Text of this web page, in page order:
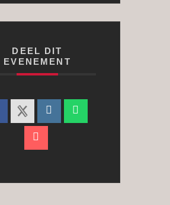
DEEL DIT
EVENEMENT